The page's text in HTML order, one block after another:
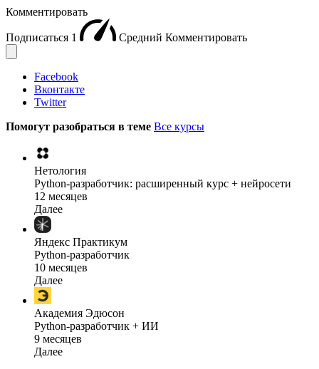
Комментировать
Подписаться 1 Средний Комментировать
Facebook
Вконтакте
Twitter
Помогут разобраться в теме Все курсы
Нетология
Python-разработчик: расширенный курс + нейросети
12 месяцев
Далее
Яндекс Практикум
Python-разработчик
10 месяцев
Далее
Академия Эдюсон
Python-разработчик + ИИ
9 месяцев
Далее